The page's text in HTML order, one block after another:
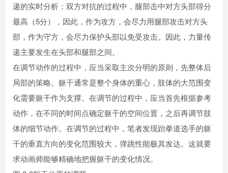
递的实时分析：双方对抗的过程中，腿部击中对方头部得分
最高（5分），因此，作为攻方，会尽力用腿部攻击对方头
部，作为守方，会尽力保护头部以免受攻击。因此，力量传
递主要发生在头部和腿部之间。
在调节动作的过程中，应当采取主次分明的原则，先整体后
局部的策略。躯干通常是整个身体的重心，肢体的大范围变
化需要躯干作为支撑。在调节的过程中，应当首先根据参考
动作，在不同的时间点确定躯干的空间位置，之后再调节肢
体的细节动作。在调节的过程中，笔者发现跆拳道选手的躯
干的垂直方向的变化范围较大，弹跳性能极其发达。这就要
求动画师能够精确地把握躯干的变化情况。